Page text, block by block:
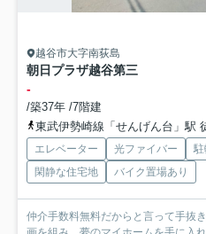
越谷市大字南荻島
朝日プラザ越谷第三
-
/築37年 /7階建
東武伊勢崎線「せんげん台」駅
エレベーター 光ファイバー
閑静な住宅地
バイク置場あり
仲介手数料無料だからと言って手抜